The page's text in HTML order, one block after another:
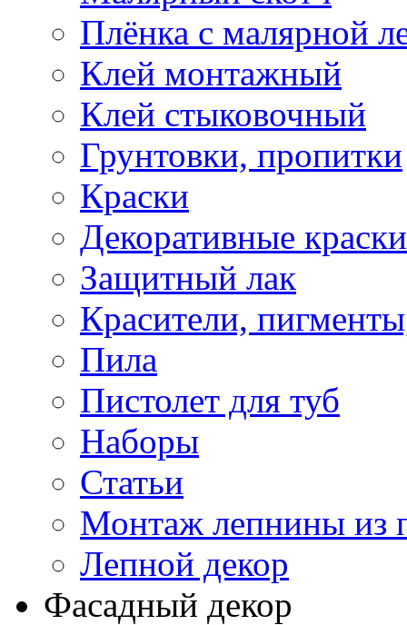
Плёнка с малярной
Клей монтажный
Клей стыковочный
Грунтовки, пропитки
Краски
Декоративные краски
Защитный лак
Красители,
Пила
Пистолет для туб
Наборы
Статьи
Монтаж лепнины из
Лепной декор
Фасадный декор